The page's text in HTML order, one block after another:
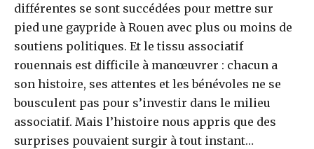
différentes se sont succédées pour mettre sur
pied une gaypride à Rouen avec plus ou moins de
soutiens politiques. Et le tissu associatif
rouennais est difficile à manœuvrer : chacun a
son histoire, ses attentes et les bénévoles ne se
bousculent pas pour s’investir dans le milieu
associatif. Mais l’histoire nous appris que des
surprises pouvaient surgir à tout instant…